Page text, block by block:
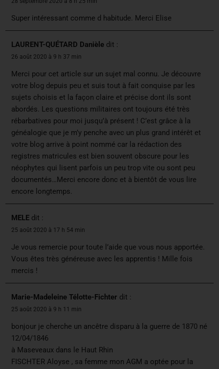
Super intéressant comme d habitude. Merci Elise
LAURENT-QUÉTARD Danièle dit :
26 août 2020 à 9 h 37 min
Merci pour cet article sur un sujet mal connu. Je découvre
votre blog depuis peu et suis tout à fait conquise par les
sujets choisis et la façon claire et précise dont ils sont
abordés. Les questions militaires ont toujours été très
rébarbatives pour moi jusqu’à présent ! C’est grâce à la
généalogie que je m’y penche avec un plus grand intérêt et
votre blog arrive à point nommé car la rédaction des
registres matricules est bien souvent obscure pour les
néophytes qui lisent parfois un peu trop vite ou sont peu
documentés…Merci encore donc et à bientôt de vous lire
encore longtemps.
MELE dit :
25 août 2020 à 17 h 54 min
Je vous remercie pour toute l’aide que vous nous apportée.
Vous êtes très généreuse avec les apprentis ! Mille fois
mercis !
Marie-Madeleine Télotte-Fichter dit :
25 août 2020 à 9 h 11 min
bonjour je cherche un ancêtre disparu à la guerre de 1870 né
12/04/1846
à Maseveaux dans le Haut Rhin
FISCHTER Aloyse , sa femme mon AGM a optée pour la